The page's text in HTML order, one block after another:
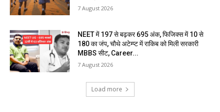
7 August 2026
NEET में 197 से बढ़कर 695 अंक, फिजिक्स में 10 से
180 का जंप, चौथे अटेम्प्ट में राकिब को मिली सरकारी
MBBS सीट, Career...
7 August 2026
Load more